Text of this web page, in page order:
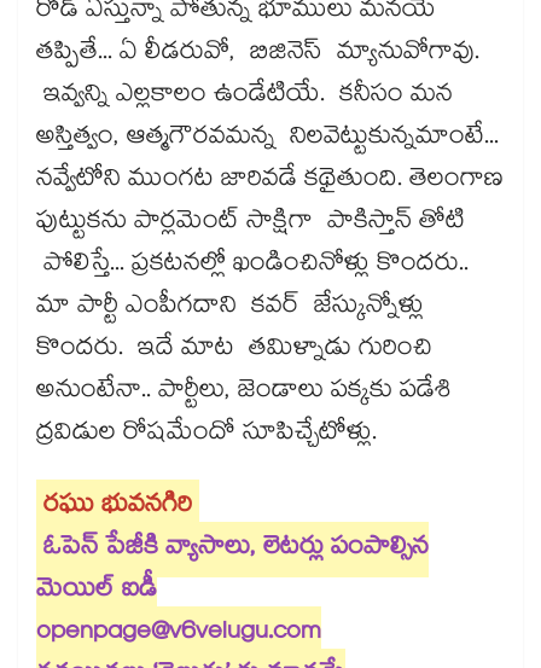
రోడ్ ఏస్తున్నా పోతున్న భూములు మనయే
తప్పితే... ఏ లీడరువో, బిజినెస్ మ్యానువోగావు.
ఇవ్వన్ని ఎల్లకాలం ఉండేటియే. కనీసం మన
అస్తిత్వం, ఆత్మగౌరవమన్న నిలవెట్టుకున్నమాంటే...
నవ్వేటోని ముంగట జారివడే కథైతుంది. తెలంగాణ
పుట్టుకను పార్లమెంట్ సాక్షిగా పాకిస్తాన్ తోటి
పోలిస్తే... ప్రకటనల్లో ఖండించినోళ్లు కొందరు..
మా పార్టీ ఎంపీగదాని కవర్ జేస్కున్నోళ్లు
కొందరు. ఇదే మాట తమిళ్నాడు గురించి
అనుంటేనా.. పార్టీలు, జెండాలు పక్కకు పడేశి
ద్రవిడుల రోషమేందో సూపిచ్చేటోళ్లు.
రఘు భువనగిరి
ఓపెన్​ పేజీకి వ్యాసాలు, లెటర్లు పంపాల్సిన
మెయిల్​ ఐడీ
openpage@v6velugu.com